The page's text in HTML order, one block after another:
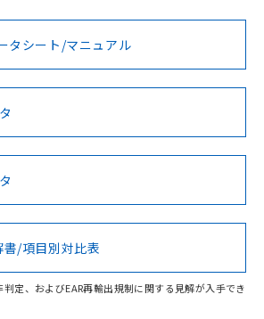
ご利用いただく前に、以下を必ずお読
件
項・凡例
Hg Cd Cr(VI)
O
DNV型式承認
（ノルウェー
BV型式承認
（フランス
KR型式
（韓国
No No No
この製品の規格認証/適合状況ページへ
はこちらのページからご検索ください
タシート/マニュアル
書/項目別対比表
定、およびEAR再輸出規制に関する見解が入手でき